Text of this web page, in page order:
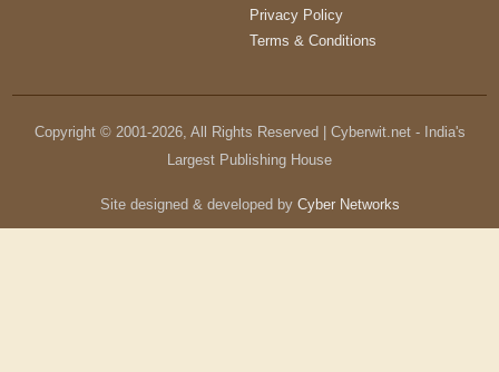
Privacy Policy
Terms & Conditions
Copyright © 2001-2026, All Rights Reserved | Cyberwit.net - India's
Largest Publishing House
Site designed & developed by Cyber Networks